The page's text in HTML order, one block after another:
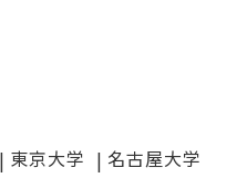
東京大学
名古屋大学